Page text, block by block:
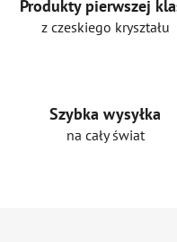
Produkty pierwszej
z czeskiego kryształu
Szybka wysyłka
na cały świat